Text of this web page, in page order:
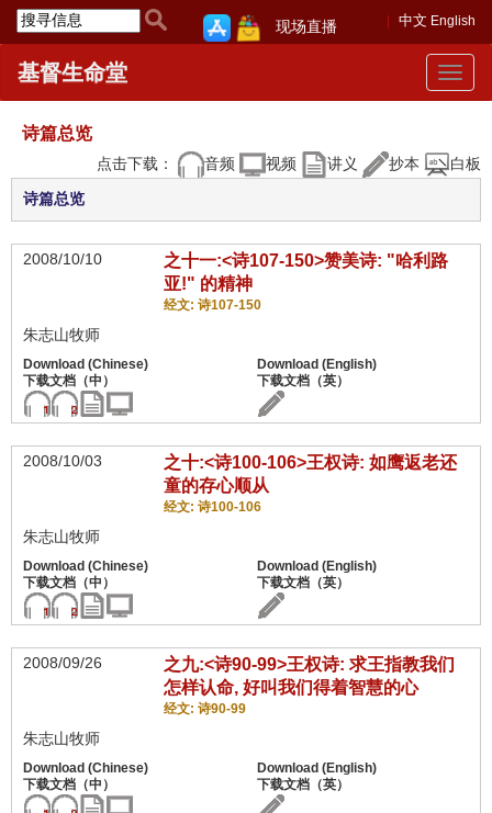
中文 English
现场直播
Toggle
基督生命堂
诗篇总览
点击下载： 音频 视频 讲义 抄本 白板
诗篇总览
2008/10/10
之十一:<诗107-150>赞美诗: "哈利路
亚!" 的精神
经文: 诗107-150
朱志山牧师
2008/10/03
之十:<诗100-106>王权诗: 如鹰返老还
童的存心顺从
经文: 诗100-106
朱志山牧师
2008/09/26
之九:<诗90-99>王权诗: 求王指教我们
怎样认命, 好叫我们得着智慧的心
经文: 诗90-99
朱志山牧师